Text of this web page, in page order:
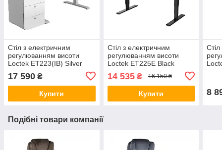
Стіл з електричним
регулюванням висоти
Loctek ET223(IB) Silver
17 590 ₴
Купити
Стіл з електричним
регулюванням висоти
Loctek ET225E Black
14 535₴ 16 150 ₴
Купити 8
Подібні товари компанії